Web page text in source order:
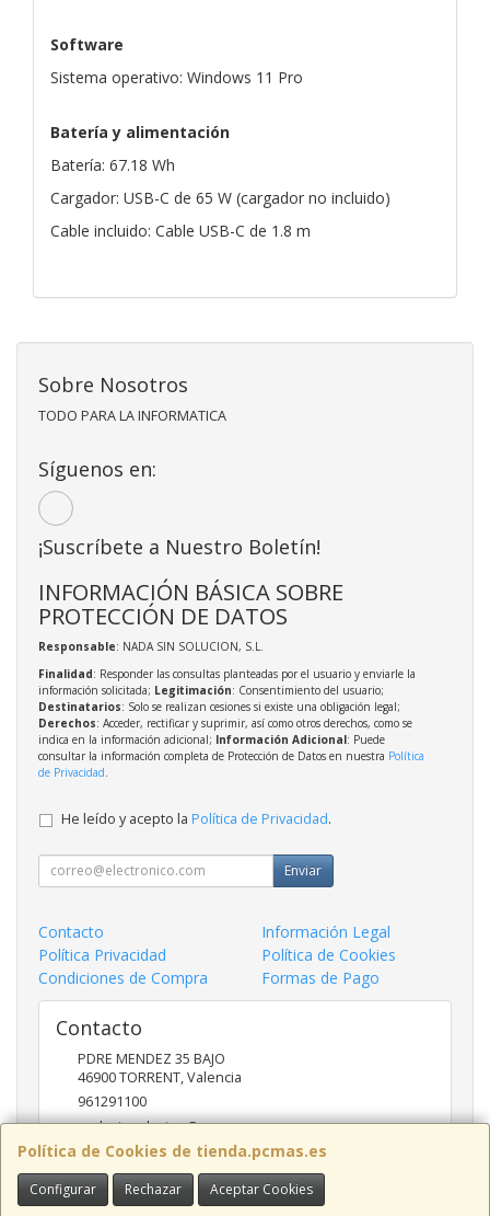
Software
Sistema operativo: Windows 11 Pro
Batería y alimentación
Batería: 67.18 Wh
Cargador: USB-C de 65 W (cargador no incluido)
Cable incluido: Cable USB-C de 1.8 m
Política de Cookies de tienda.pcmas.es
Configurar Rechazar Aceptar Cookies
Sobre Nosotros
TODO PARA LA INFORMATICA
Síguenos en:
¡Suscríbete a Nuestro Boletín!
INFORMACIÓN BÁSICA SOBRE
PROTECCIÓN DE DATOS
Responsable: NADA SIN SOLUCION, S.L.
Finalidad: Responder las consultas planteadas por el usuario y enviarle la
información solicitada; Legitimación: Consentimiento del usuario;
Destinatarios: Solo se realizan cesiones si existe una obligación legal;
Derechos: Acceder, rectificar y suprimir, así como otros derechos, como se
indica en la información adicional; Información Adicional: Puede
consultar la información completa de Protección de Datos en nuestra Política
de Privacidad
He leído y acepto la Política de Privacidad.
Enviar
Contacto
Información Legal
Política Privacidad
Política de Cookies
Condiciones de Compra
Formas de Pago
Contacto
PDRE MENDEZ 35 BAJO
46900TORRENT,Valencia
961291100
nadasinsolucion@pcmas.es
Horario